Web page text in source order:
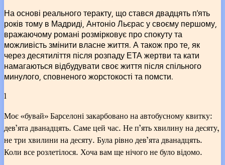
На основі реального теракту, що стався двадцять п’ять
років тому в Мадриді, Антоніо Льєрас у своєму першому,
вражаючому романі розмірковує про спокуту та
можливість змінити власне життя. А також про те, як
через десятиліття після розпаду ЕТА жертви та кати
намагаються відбудувати своє життя після спільного
минулого, сповненого жорстокості та помсти.
1
Моє «бувай» Барселоні закарбовано на автобусному квитку:
дев’ята дванадцять. Саме цей час. Не п’ять хвилину на десяту,
не три хвилини на десяту. Була рівно дев’ята дванадцять.
Коли все розлетілося. Хоча вам ще нічого не було відомо.